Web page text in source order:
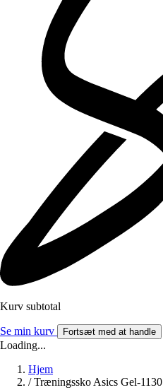
Kurv subtotal
Se min kurv Fortsæt med at handle
Loading...
Hjem
/ Træningssko Asics Gel-1130